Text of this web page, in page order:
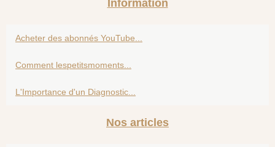
Information
Acheter des abonnés YouTube...
Comment lespetitsmoments...
L'Importance d'un Diagnostic...
Nos articles